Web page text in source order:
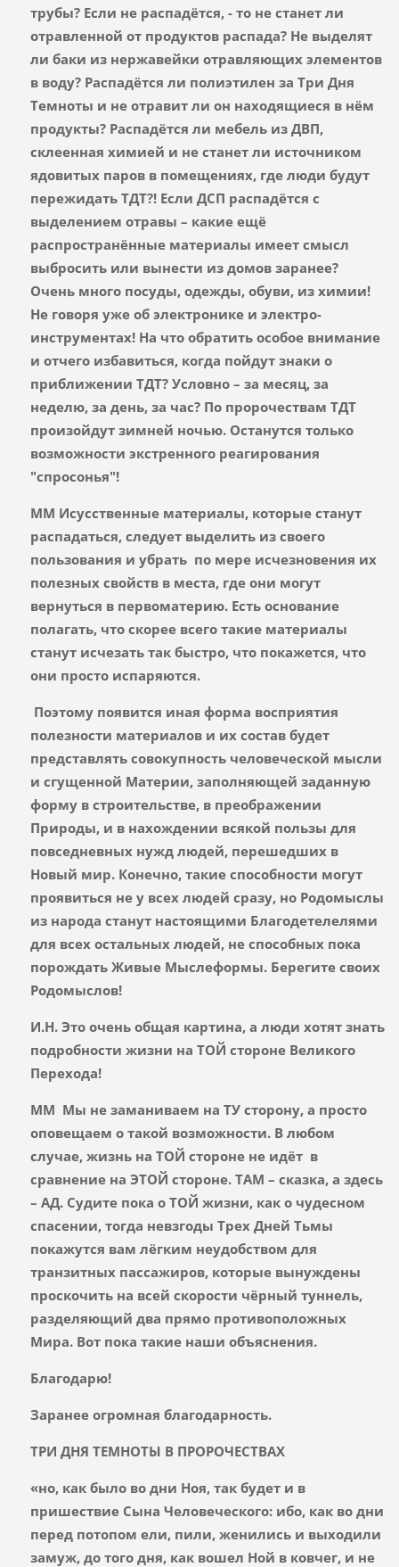
трубы? Если не распадётся, - то не станет ли
отравленной от продуктов распада? Не выделят
ли баки из нержавейки отравляющих элементов
в воду? Распадётся ли полиэтилен за Три Дня
Темноты и не отравит ли он находящиеся в нём
продукты? Распадётся ли мебель из ДВП,
склеенная химией и не станет ли источником
ядовитых паров в помещениях, где люди будут
пережидать ТДТ?! Если ДСП распадётся с
выделением отравы – какие ещё
распространённые материалы имеет смысл
выбросить или вынести из домов заранее?
Очень много посуды, одежды, обуви, из химии!
Не говоря уже об электронике и электро-
инструментах! На что обратить особое внимание
и отчего избавиться, когда пойдут знаки о
приближении ТДТ? Условно – за месяц, за
неделю, за день, за час? По пророчествам ТДТ
произойдут зимней ночью. Останутся только
возможности экстренного реагирования
"спросонья"!
ММ Исусственные материалы, которые станут
распадаться, следует выделить из своего
пользования и убрать по мере исчезновения их
полезных свойств в места, где они могут
вернуться в первоматерию. Есть основание
полагать, что скорее всего такие материалы
станут исчезать так быстро, что покажется, что
они просто испаряются.
Поэтому появится иная форма восприятия
полезности материалов и их состав будет
представлять совокупность человеческой мысли
и сгущенной Материи, заполняющей заданную
форму в строительстве, в преображении
Природы, и в нахождении всякой пользы для
повседневных нужд людей, перешедших в
Новый мир. Конечно, такие способности могут
проявиться не у всех людей сразу, но Родомыслы
из народа станут настоящими Благодетелелями
для всех остальных людей, не способных пока
порождать Живые Мыслеформы. Берегите своих
Родомыслов!
И.Н. Это очень общая картина, а люди хотят знать
подробности жизни на ТОЙ стороне Великого
Перехода!
ММ Мы не заманиваем на ТУ сторону, а просто
оповещаем о такой возможности. В любом
случае, жизнь на ТОЙ стороне не идёт в
сравнение на ЭТОЙ стороне. ТАМ – сказка, а здесь
– АД. Судите пока о ТОЙ жизни, как о чудесном
спасении, тогда невзгоды Трех Дней Тьмы
покажутся вам лёгким неудобством для
транзитных пассажиров, которые вынуждены
проскочить на всей скорости чёрный туннель,
разделяющий два прямо противоположных
Мира. Вот пока такие наши объяснения.
Благодарю!
Заранее огромная благодарность.
ТРИ ДНЯ ТЕМНОТЫ В ПРОРОЧЕСТВАХ
«но, как было во дни Ноя, так будет и в
пришествие Сына Человеческого: ибо, как во дни
перед потопом ели, пили, женились и выходили
замуж, до того дня, как вошел Ной в ковчег, и не